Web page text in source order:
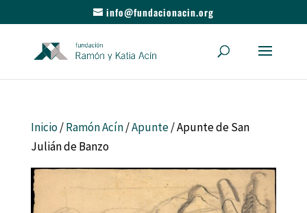
info@fundacionacin.org
Inicio/Ramón Acín/Apunte/ Apunte de San
Julián de Banzo